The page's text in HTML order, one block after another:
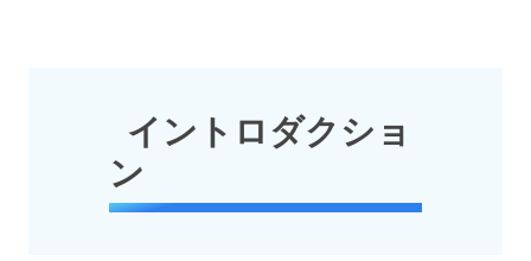
イントロダクショ
ン